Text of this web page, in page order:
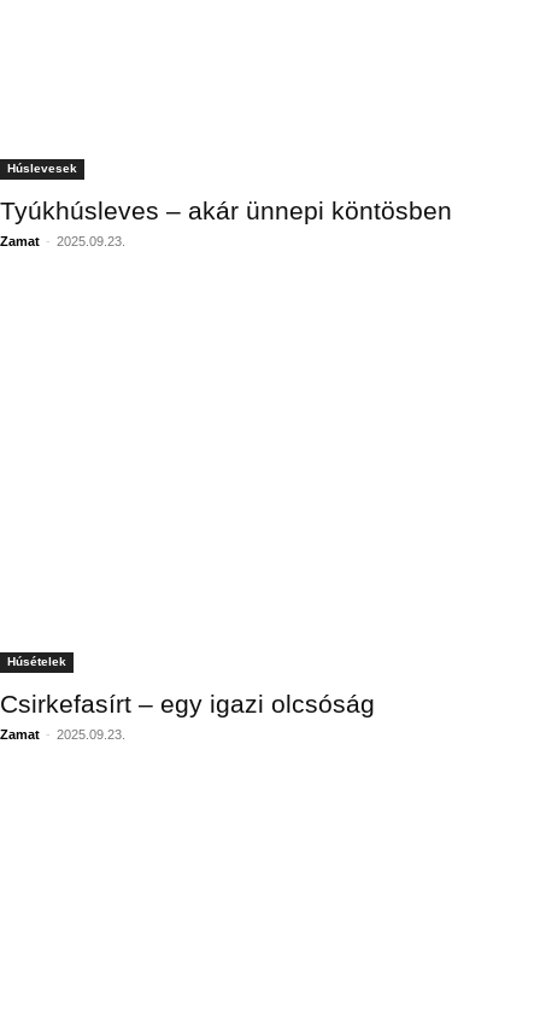
Húslevesek
Tyúkhúsleves – akár ünnepi köntösben
Zamat - 2025.09.23.
Húsételek
Csirkefasírt – egy igazi olcsóság
Zamat - 2025.09.23.